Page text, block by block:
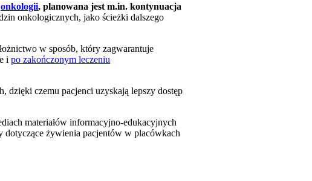
onkologii, planowana jest m.in. kontynuacja
onkologicznych, jako ścieżki dalszego
w sposób, który zagwarantuje
i po zakończonym leczeniu
dzięki czemu pacjenci uzyskają lepszy dostęp
materiałów informacyjno-edukacyjnych
żywienia pacjentów w placówkach